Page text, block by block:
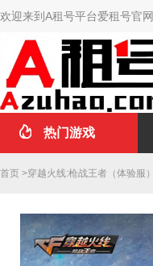
欢迎来到A租号平台爱租号官网
热门游戏
首页 >穿越火线:枪战王者（体验服）